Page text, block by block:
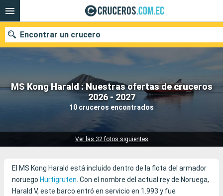
MS Kong Harald : Nuestras ofertas de cruceros
2026 - 2027
10 cruceros encontrados
Ver las 32 fotos siguientes
Encontrar un crucero
Nuestros destinos
Fecha de salida
El MS Kong Harald está incluido dentro de la flota del armador
noruego Hurtigruten. Con el nombre del actual rey de Noruega,
Harald V, este barco entró en servicio en 1.993 y fue